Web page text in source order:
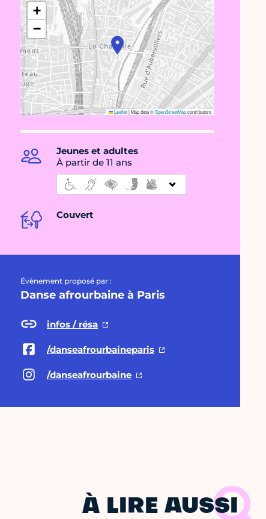
+
−
Leaflet|Map data ©OpenStreetMapcontributors
Jeunes et adultes
À partir de 11 ans
Couvert
Évènement proposé par :
Danse afrourbaine à Paris
infos / résa
/danseafrourbaineparis
/danseafrourbaine
À LIRE AUSSI